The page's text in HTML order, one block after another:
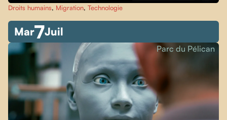
Droits humains, Migration, Technologie
Mar7Juil
Parc du Pélican